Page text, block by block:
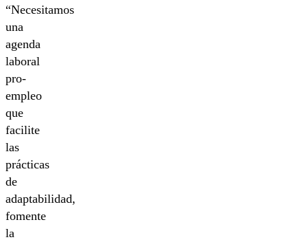
“Necesitamos
una
agenda
laboral
pro-
empleo
que
facilite
las
prácticas
de
adaptabilidad,
fomente
la